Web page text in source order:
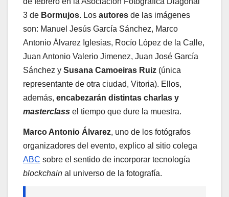
3 de Bormujos. Los autores de las imágenes
son: Manuel Jesús García Sánchez, Marco
Antonio Álvarez Iglesias, Rocío López de la Calle,
Juan Antonio Valerio Jimenez, Juan José García
Sánchez y Susana Camoeiras Ruiz (única
representante de otra ciudad, Vitoria). Ellos,
además, encabezarán distintas charlas y
masterclass el tiempo que dure la muestra.
Marco Antonio Álvarez, uno de los fotógrafos
organizadores del evento, explico al sitio colega
ABC sobre el sentido de incorporar tecnología
blockchain al universo de la fotografía.